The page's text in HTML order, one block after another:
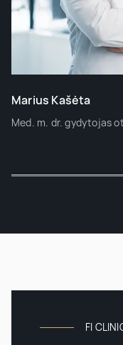
Marius Kašėta
Med. m. dr. gydytojas
FI